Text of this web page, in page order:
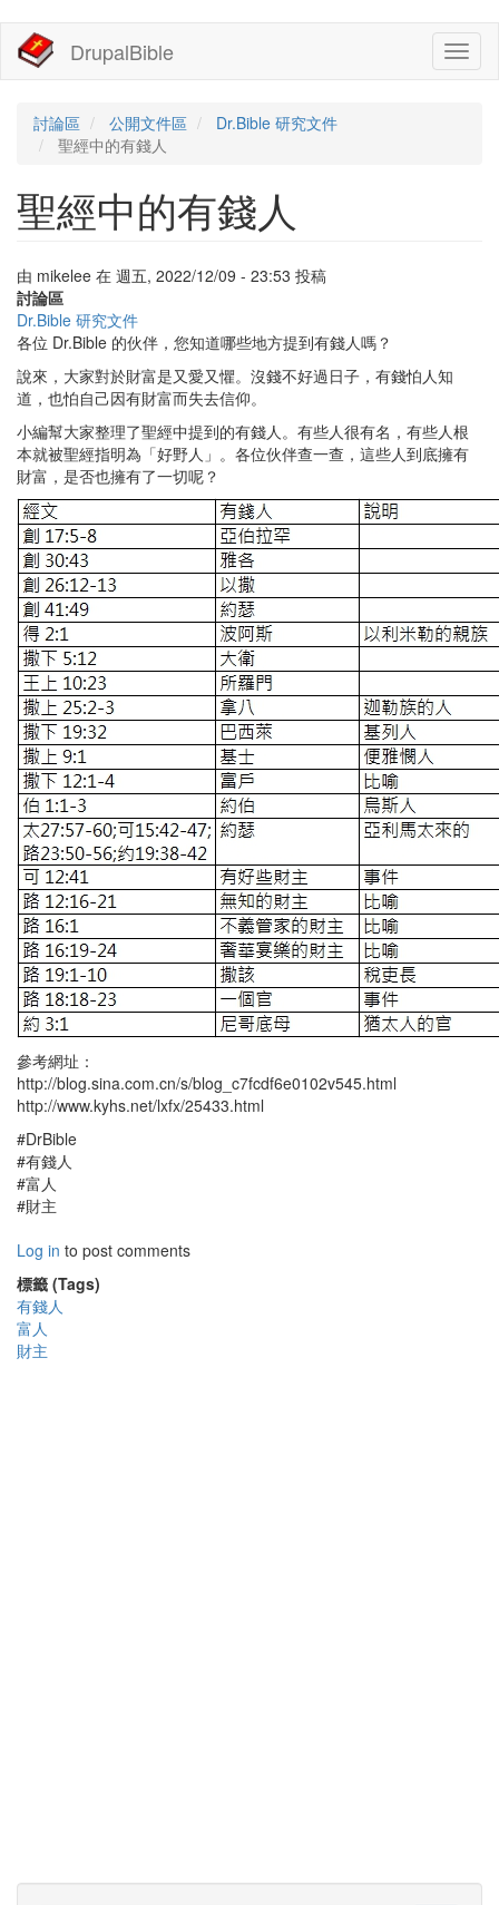
主
DrupalBible
討論區 公開文件區
Dr.Bible 研究文件
聖經中的有錢人
聖經中的有錢人
由 mikelee 在 週五, 2022/12/09 - 23:53 投稿
討論區
Dr.Bible 研究文件
各位 Dr.Bible 的伙伴，您知道哪些地方提到有錢人嗎？
說來，大家對於財富是又愛又懼。沒錢不好過日子，有錢怕人知
道，也怕自己因有財富而失去信仰。
小編幫大家整理了聖經中提到的有錢人。有些人很有名，有些人根
本就被聖經指明為「好野人」。各位伙伴查一查，這些人到底擁有
財富，是否也擁有了一切呢？
參考網址：
http://blog.sina.com.cn/s/blog_c7fcdf6e0102v545.html
http://www.kyhs.net/lxfx/25433.html
#DrBible
#有錢人
#富人
#財主
Log in to post comments
標籤 (Tags)
有錢人
富人
財主